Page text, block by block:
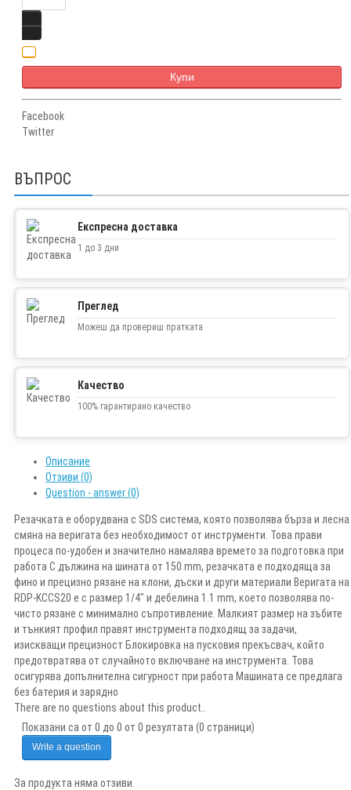
Купи
Facebook
Twitter
ВЪПРОС
Експресна доставка
1 до 3 дни
Преглед
Можеш да провериш пратката
Качество
100% гарантирано качество
Описание
Отзиви (0)
Question - answer (0)
Резачката е оборудвана с SDS система, която позволява бърза и лесна
смяна на веригата без необходимост от инструменти. Това прави
процеса по-удобен и значително намалява времето за подготовка при
работа С дължина на шината от 150 mm, резачката е подходяща за
фино и прецизно рязане на клони, дъски и други материали Веригата на
RDP-KCCS20 е с размер 1/4" и дебелина 1.1 mm, което позволява по-
чисто рязане с минимално съпротивление. Малкият размер на зъбите
и тънкият профил правят инструмента подходящ за задачи,
изискващи прецизност Блокировка на пусковия прекъсвач, който
предотвратява от случайното включване на инструмента. Това
осигурява допълнителна сигурност при работа Машината се предлага
без батерия и зарядно
There are no questions about this product..
Показани са от 0 до 0 от 0 резултата (0 страници)
Write a question
За продукта няма отзиви.